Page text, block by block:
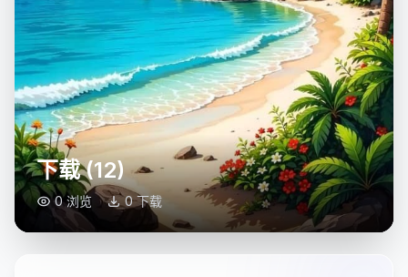
下载 (12)
0 浏览 0 下载